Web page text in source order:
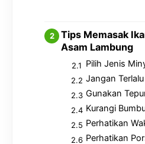
Tips Memasak
Asam Lambung
Pilih Jenis
Jangan
Gunakan
Kurangi
Perhatikan
Perhatikan